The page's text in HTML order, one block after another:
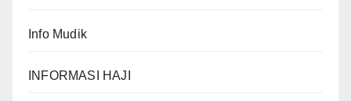
Info Mudik
INFORMASI HAJI